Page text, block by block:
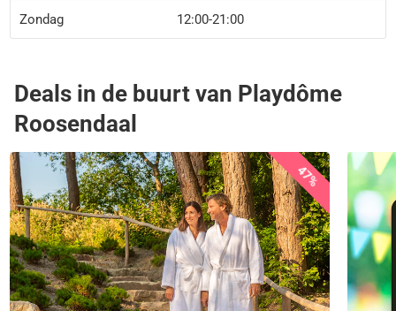
Zondag 12:00-21:00
Deals in de buurt van Playdôme
Roosendaal
47%